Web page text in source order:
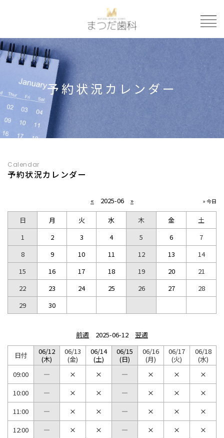
予約状況カレンダー
Calendar
予約状況カレンダー
« 2025-06 » » 今日
日 月 火 水 木 金
土
1
2 3 4 5 6
7
8
9 10 11 12 13
14
15
16 17 18 19 20
21
22
23 24 25 26 27
28
29
30
前週 2025-06-12 翌週
日付
06/12
(木)
06/13
(金)
06/14
(土)
06/15
(日)
06/16
(月)
06/17
(火)
06/18
(水)
09:00
10:00
11:00
12:00